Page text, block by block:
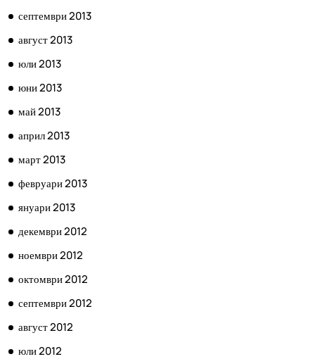
септември 2013
август 2013
юли 2013
юни 2013
май 2013
април 2013
март 2013
февруари 2013
януари 2013
декември 2012
ноември 2012
октомври 2012
септември 2012
август 2012
юли 2012